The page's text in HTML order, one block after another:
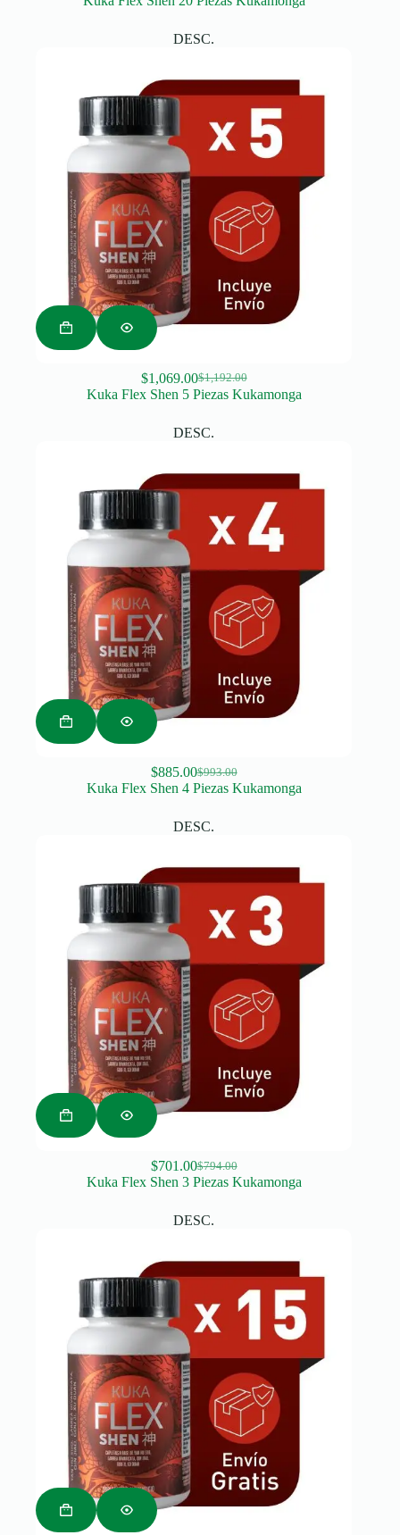
price
$4,177.00.
price
$3,380.00.
DESC.
$1,192.00
Original
price
$1,192.00.
$1,069.00Current
price
$1,069.00.
Kuka Flex Shen 5 Piezas Kukamonga
DESC.
$993.00
Original
price
$993.00.
$885.00Current
price
$885.00.
Kuka Flex Shen 4 Piezas Kukamonga
DESC.
$794.00
Original
price
$794.00.
$701.00Current
price
$701.00.
Kuka Flex Shen 3 Piezas Kukamonga
DESC.